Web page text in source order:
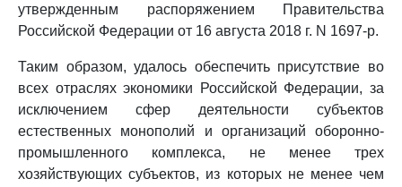
утвержденным распоряжением Правительства
Российской Федерации от 16 августа 2018 г. N 1697-р.
Таким образом, удалось обеспечить присутствие во
всех отраслях экономики Российской Федерации, за
исключением сфер деятельности субъектов
естественных монополий и организаций оборонно-
промышленного комплекса, не менее трех
хозяйствующих субъектов, из которых не менее чем